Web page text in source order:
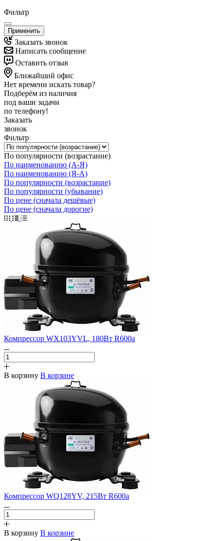
Фильтр
Применить
Заказать звонок
Написать сообщение
Оставить отзыв
Ближайший офис
Нет времени искать товар?
Подберём из наличия
под ваши задачи
по телефону!
Заказать
звонок
Фильтр
По популярности (возрастание)
По наименованию (А-Я)
По наименованию (Я-А)
По популярности (возрастание)
По популярности (убывание)
По цене (сначала дешёвые)
По цене (сначала дорогие)
Компрессор WX103YVL, 180Вт R600a
В корзину В корзине
Компрессор WQ128YV, 215Вт R600a
В корзину В корзине